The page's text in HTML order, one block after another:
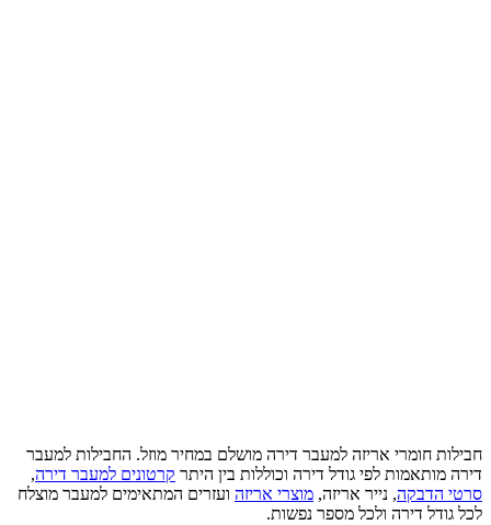
חבילות חומרי אריזה למעבר דירה מושלם במחיר מוזל. החבילות למעבר
דירה מותאמות לפי גודל דירה וכוללות בין היתר קרטונים למעבר דירה,
סרטי הדבקה, נייר אריזה, מוצרי אריזה ועזרים המתאימים למעבר מוצלח
לכל גודל דירה ולכל מספר נפשות.